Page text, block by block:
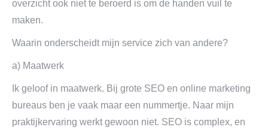
overzicht ook niet te beroerd is om de handen vuil te
maken.
Waarin onderscheidt mijn service zich van andere?
a) Maatwerk
Ik geloof in maatwerk. Bij grote SEO en online marketing
bureaus ben je vaak maar een nummertje. Naar mijn
praktijkervaring werkt gewoon niet. SEO is complex, en